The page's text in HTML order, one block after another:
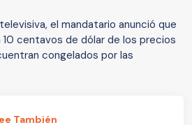
el mandatario anunció que
centavos de dólar de los precios
congelados por las
También